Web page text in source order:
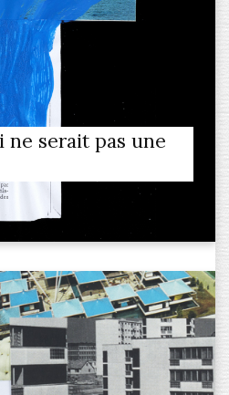
serait pas une